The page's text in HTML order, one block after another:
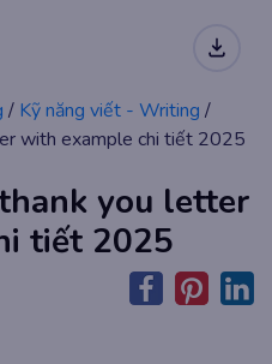
/ Kỹ năng viết - Writing /
with example chi tiết 2025
you letter
tiết 2025